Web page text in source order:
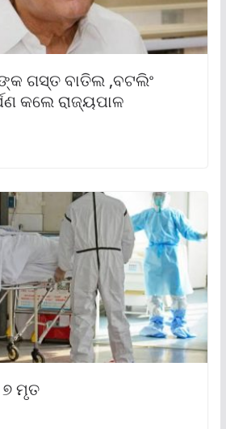
ଗସ୍ତ ବାତିଲ ,ବଟଲିଂ
କଲେ ରାଜ୍ୟପାଳ
ମୃତ